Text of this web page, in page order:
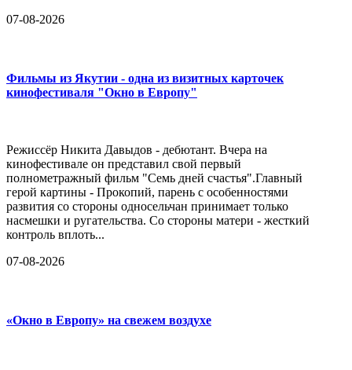
07-08-2026
Фильмы из Якутии - одна из визитных карточек
кинофестиваля "Окно в Европу"
Режиссёр Никита Давыдов - дебютант. Вчера на
кинофестивале он представил свой первый
полнометражный фильм "Семь дней счастья".Главный
герой картины - Прокопий, парень с особенностями
развития со стороны односельчан принимает только
насмешки и ругательства. Со стороны матери - жесткий
контроль вплоть...
07-08-2026
«Окно в Европу» на свежем воздухе